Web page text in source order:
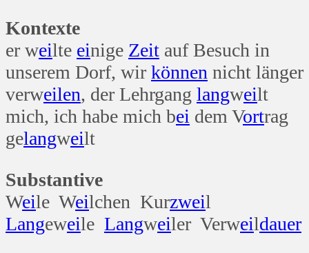
Kontexte
er weilte einige Zeit auf Besuch in
unserem Dorf, wir können nicht länger
verweilen, der Lehrgang langweilt
mich, ich habe mich bei dem Vortrag
gelangweilt
Substantive
Weile Weilchen Kurzweil
Langeweile Langweiler Verweildauer